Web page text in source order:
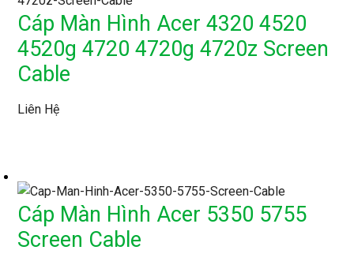
Cáp Màn Hình Acer 4320 4520
4520g 4720 4720g 4720z Screen
Cable
Liên Hệ
Cáp Màn Hình Acer 5350 5755
Screen Cable